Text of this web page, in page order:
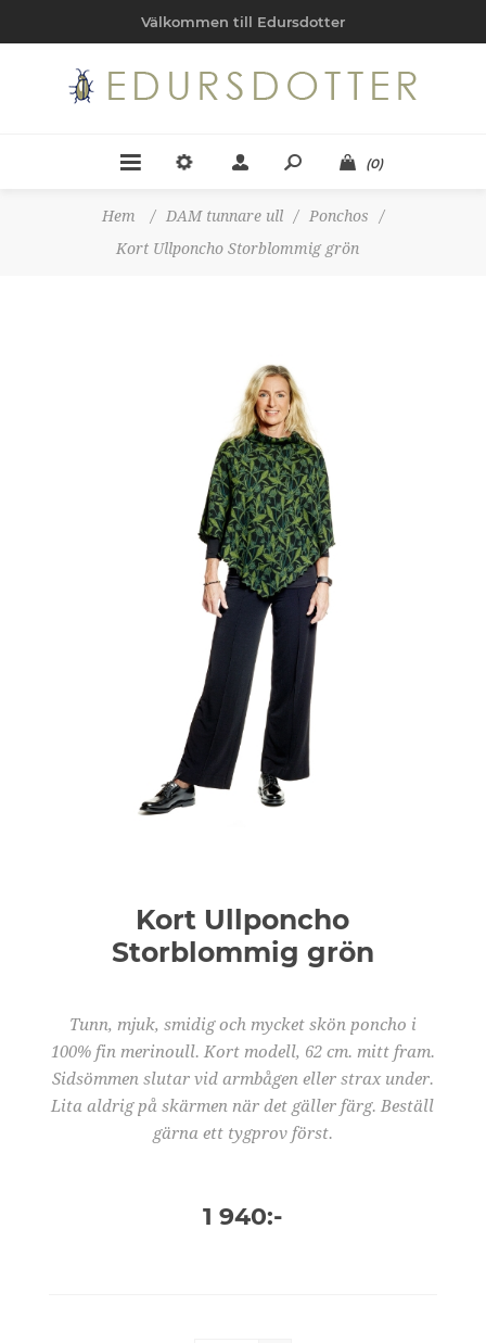
Välkommen till Edursdotter
(0)
Hem / DAM tunnare ull / Ponchos
/
Kort Ullponcho Storblommig grön
Kort Ullponcho
Storblommig grön
Tunn, mjuk, smidig och mycket skön poncho i
100% fin merinoull. Kort modell, 62 cm. mitt fram.
Sidsömmen slutar vid armbågen eller strax under.
Lita aldrig på skärmen när det gäller färg. Beställ
gärna ett tygprov först.
1 940:-